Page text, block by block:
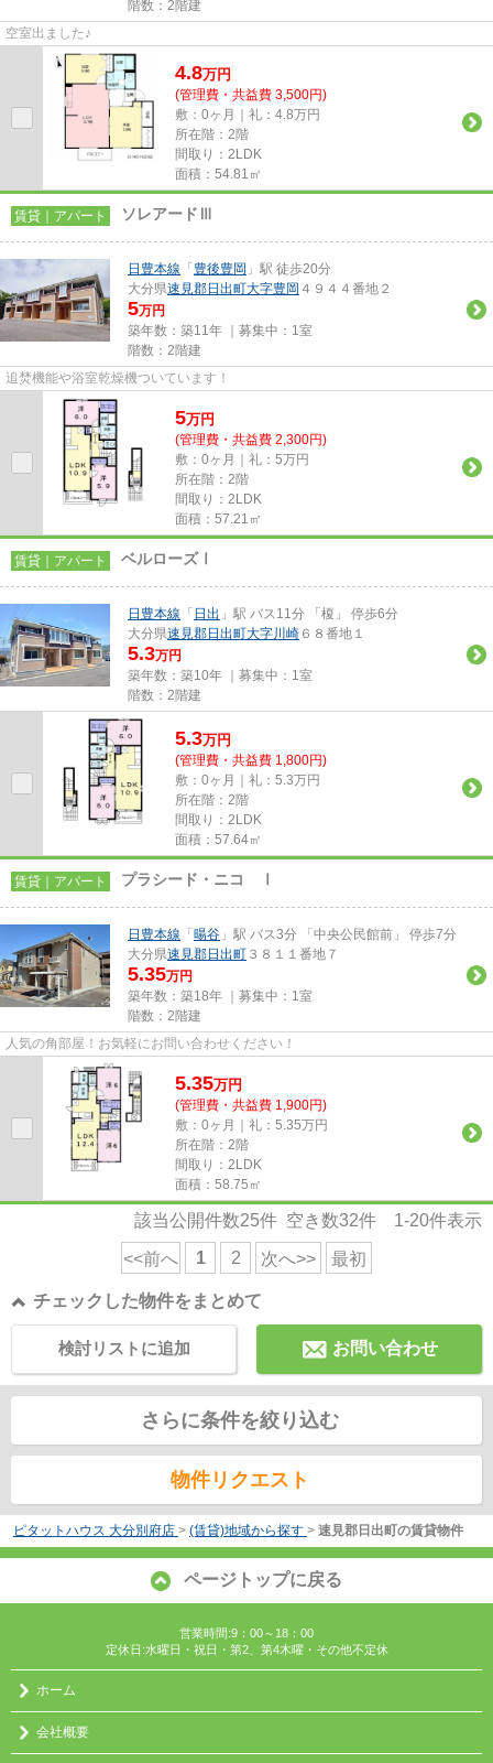
階数：2階建
空室出ました♪
4.8万円
(管理費・共益費 3,500円)
敷：0ヶ月｜礼：4.8万円
所在階：2階
間取り：2LDK
面積：54.81㎡
賃貸｜アパート ソレアードⅢ
日豊本線 「 豊後豊岡 」駅 徒歩20分
大分県速見郡日出町大字豊岡 ４９４４番地２
5万円
築年数：築11年 ｜募集中： 1室
階数：2階建
追焚機能や浴室乾燥機ついています！
5万円
(管理費・共益費 2,300円)
敷：0ヶ月｜礼：5万円
所在階：2階
間取り：2LDK
面積：57.21㎡
賃貸｜アパート ベルローズⅠ
日豊本線 「 日出 」駅 バス11分 「榎」 停歩6分
大分県速見郡日出町大字川崎 ６８番地１
5.3万円
築年数：築10年 ｜募集中： 1室
階数：2階建
5.3万円
(管理費・共益費 1,800円)
敷：0ヶ月｜礼：5.3万円
所在階：2階
間取り：2LDK
面積：57.64㎡
賃貸｜アパート プラシード・ニコ Ⅰ
日豊本線 「 暘谷 」駅 バス3分 「中央公民館前」 停歩7分
大分県速見郡日出町 ３８１１番地７
5.35万円
築年数：築18年 ｜募集中： 1室
階数：2階建
人気の角部屋！お気軽にお問い合わせください！
5.35万円
(管理費・共益費 1,900円)
敷：0ヶ月｜礼：5.35万円
所在階：2階
間取り：2LDK
面積：58.75㎡
該当公開件数25件 空き数32件 1-20件表示
<<前へ 1 2 次へ>> 最初
チェックした物件をまとめて
お問い合わせ
検討リストに追加
さらに条件を絞り込む
物件リクエスト
ピタットハウス 大分別府店 > (賃貸)地域から探す > 速見郡日出町の賃貸物件
ページトップに戻る
営業時間:9：00～18：00
定休日:水曜日・祝日・第2、第4木曜・その他不定休
ホーム
会社概要